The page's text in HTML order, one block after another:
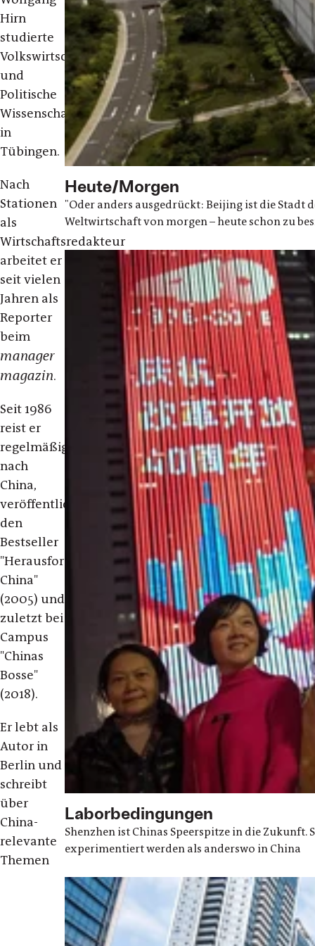
Hirn
studierte
Volkswirtschaftslehre
und
Politische
Wissenschaften
in
Tübingen.
Nach
Stationen
als
Wirtschaftsredakteur
arbeitet er
seit vielen
Jahren als
Reporter
beim
manager
magazin.
Seit 1986
reist er
regelmäßig
nach
China,
veröffentlichte
den
Bestseller
"Herausforderung
China"
(2005) und
zuletzt bei
Campus
"Chinas
Bosse"
(2018).
Er lebt als
Autor in
Berlin und
schreibt
über
China-
relevante
Themen
Heute/Morgen
"Oder anders ausgedrückt: Beijing ist die Stadt
Weltwirtschaft von morgen – heute schon zu
Laborbedingungen
Shenzhen ist Chinas Speerspitze in die
experimentiert werden als anderswo in China